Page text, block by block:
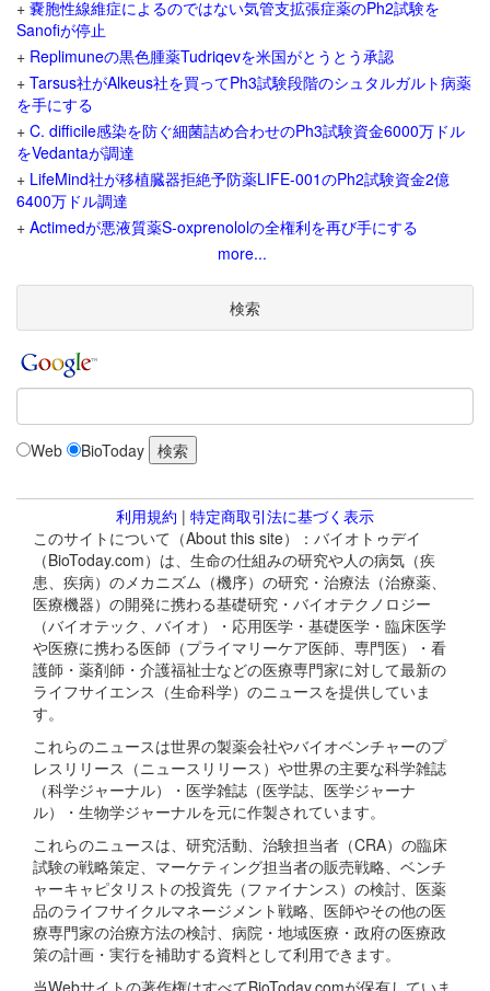
+ 嚢胞性線維症によるのではない気管支拡張症薬のPh2試験を
Sanofiが停止
+ Replimuneの黒色腫薬Tudriqevを米国がとうとう承認
+ Tarsus社がAlkeus社を買ってPh3試験段階のシュタルガルト病薬
を手にする
+ C. difficile感染を防ぐ細菌詰め合わせのPh3試験資金6000万ドル
をVedantaが調達
+ LifeMind社が移植臓器拒絶予防薬LIFE-001のPh2試験資金2億
6400万ドル調達
+ Actimedが悪液質薬S-oxprenololの全権利を再び手にする
more...
検索
Web BioToday
利用規約 | 特定商取引法に基づく表示
このサイトについて（About this site）：バイオトゥデイ
（BioToday.com）は、生命の仕組みの研究や人の病気（疾
患、疾病）のメカニズム（機序）の研究・治療法（治療薬、
医療機器）の開発に携わる基礎研究・バイオテクノロジー
（バイオテック、バイオ）・応用医学・基礎医学・臨床医学
や医療に携わる医師（プライマリーケア医師、専門医）・看
護師・薬剤師・介護福祉士などの医療専門家に対して最新の
ライフサイエンス（生命科学）のニュースを提供していま
す。
これらのニュースは世界の製薬会社やバイオベンチャーのプ
レスリリース（ニュースリリース）や世界の主要な科学雑誌
（科学ジャーナル）・医学雑誌（医学誌、医学ジャーナ
ル）・生物学ジャーナルを元に作製されています。
これらのニュースは、研究活動、治験担当者（CRA）の臨床
試験の戦略策定、マーケティング担当者の販売戦略、ベンチ
ャーキャピタリストの投資先（ファイナンス）の検討、医薬
品のライフサイクルマネージメント戦略、医師やその他の医
療専門家の治療方法の検討、病院・地域医療・政府の医療政
策の計画・実行を補助する資料として利用できます。